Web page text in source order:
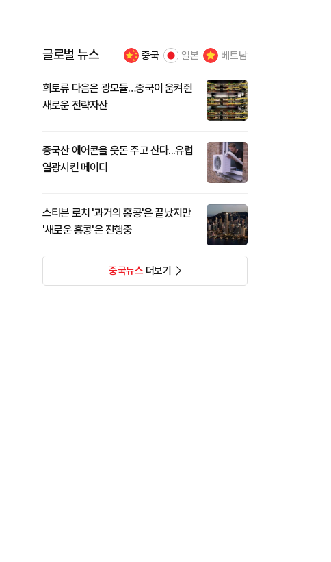
글로벌 뉴스 중국 일본 베트남
희토류 다음은 광모듈…중국이 움켜쥔
새로운 전략자산
중국산 에어콘을 웃돈 주고 산다...유럽
열광시킨 메이디
스티븐 로치 '과거의 홍콩'은 끝났지만
'새로운 홍콩'은 진행중
중국뉴스더보기